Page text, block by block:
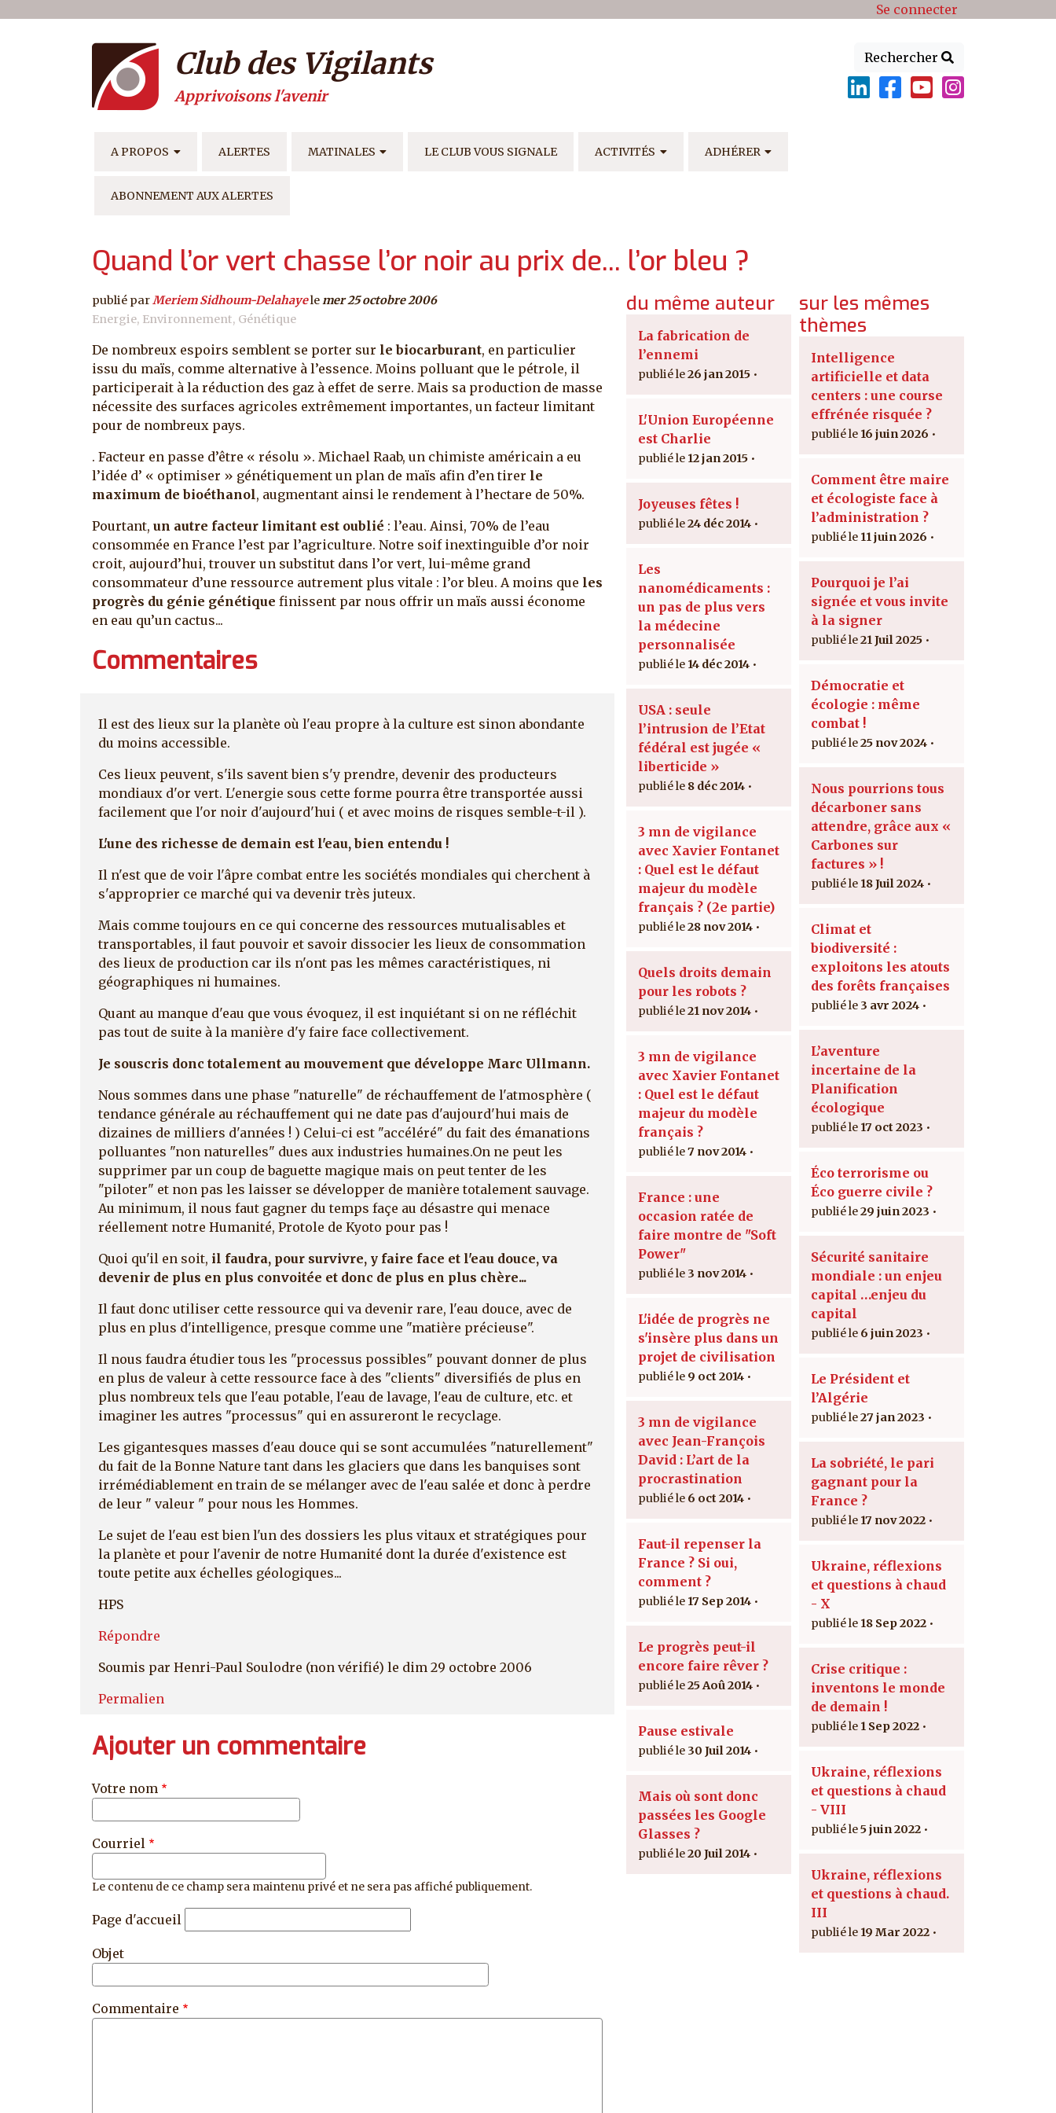
Menu du compte de l'utilisateur Se connecter
Rechercher
Club des Vigilants
Apprivoisons l'avenir
NAVIGATION PRINCIPALE
A PROPOS ALERTES MATINALES LE CLUB VOUS SIGNALE ACTIVITÉS ADHÉRER
ABONNEMENT AUX ALERTES
Quand l’or vert chasse l’or noir au prix de... l’or bleu ?
publié par Meriem Sidhoum-Delahayele mer 25 octobre 2006
Energie Environnement Génétique
De nombreux espoirs semblent se porter sur le biocarburant, en particulier
issu du maïs, comme alternative à l’essence. Moins polluant que le pétrole, il
participerait à la réduction des gaz à effet de serre. Mais sa production de masse
nécessite des surfaces agricoles extrêmement importantes, un facteur limitant
pour de nombreux pays.
. Facteur en passe d’être « résolu ». Michael Raab, un chimiste américain a eu
l’idée d’ « optimiser » génétiquement un plan de maïs afin d’en tirer le
maximum de bioéthanol, augmentant ainsi le rendement à l’hectare de 50%.
Pourtant, un autre facteur limitant est oublié : l’eau. Ainsi, 70% de l’eau
consommée en France l’est par l’agriculture. Notre soif inextinguible d’or noir
croit, aujourd’hui, trouver un substitut dans l’or vert, lui-même grand
consommateur d’une ressource autrement plus vitale : l’or bleu. A moins que les
progrès du génie génétique finissent par nous offrir un maïs aussi économe
en eau qu’un cactus...
Commentaires
Il est des lieux sur la planète où l'eau propre à la culture est sinon abondante
du moins accessible.
Ces lieux peuvent, s'ils savent bien s'y prendre, devenir des producteurs
mondiaux d'or vert. L'energie sous cette forme pourra être transportée aussi
facilement que l'or noir d'aujourd'hui ( et avec moins de risques semble-t-il ).
L'une des richesse de demain est l'eau, bien entendu !
Il n'est que de voir l'âpre combat entre les sociétés mondiales qui cherchent à
s'approprier ce marché qui va devenir très juteux.
Mais comme toujours en ce qui concerne des ressources mutualisables et
transportables, il faut pouvoir et savoir dissocier les lieux de consommation
des lieux de production car ils n'ont pas les mêmes caractéristiques, ni
géographiques ni humaines.
Quant au manque d'eau que vous évoquez, il est inquiétant si on ne réfléchit
pas tout de suite à la manière d'y faire face collectivement.
Je souscris donc totalement au mouvement que développe Marc Ullmann.
Nous sommes dans une phase "naturelle" de réchauffement de l'atmosphère (
tendance générale au réchauffement qui ne date pas d'aujourd'hui mais de
dizaines de milliers d'années ! ) Celui-ci est "accéléré" du fait des émanations
polluantes "non naturelles" dues aux industries humaines.On ne peut les
supprimer par un coup de baguette magique mais on peut tenter de les
"piloter" et non pas les laisser se développer de manière totalement sauvage.
Au minimum, il nous faut gagner du temps façe au désastre qui menace
réellement notre Humanité, Protole de Kyoto pour pas !
Quoi qu'il en soit, il faudra, pour survivre, y faire face et l'eau douce, va
devenir de plus en plus convoitée et donc de plus en plus chère...
Il faut donc utiliser cette ressource qui va devenir rare, l'eau douce, avec de
plus en plus d'intelligence, presque comme une "matière précieuse".
Il nous faudra étudier tous les "processus possibles" pouvant donner de plus
en plus de valeur à cette ressource face à des "clients" diversifiés de plus en
plus nombreux tels que l'eau potable, l'eau de lavage, l'eau de culture, etc. et
imaginer les autres "processus" qui en assureront le recyclage.
Les gigantesques masses d'eau douce qui se sont accumulées "naturellement"
du fait de la Bonne Nature tant dans les glaciers que dans les banquises sont
irrémédiablement en train de se mélanger avec de l'eau salée et donc à perdre
de leur " valeur " pour nous les Hommes.
Le sujet de l'eau est bien l'un des dossiers les plus vitaux et stratégiques pour
la planète et pour l'avenir de notre Humanité dont la durée d'existence est
toute petite aux échelles géologiques...
HPS
Répondre
Soumis par Henri-Paul Soulodre (non vérifié) le dim 29 octobre 2006
Permalien
Ajouter un commentaire
Votre nom
Courriel
Le contenu de ce champ sera maintenu privé et ne sera pas affiché publiquement.
Page d'accueil
Objet
Commentaire
du même auteur
La fabrication de
l’ennemi
26 jan 2015
L'Union Européenne
est Charlie
12 jan 2015
Joyeuses fêtes !
24 déc 2014
Les
nanomédicaments :
un pas de plus vers
la médecine
personnalisée
14 déc 2014
USA : seule
l’intrusion de l’Etat
fédéral est jugée «
liberticide »
8 déc 2014
3 mn de vigilance
avec Xavier Fontanet
: Quel est le défaut
majeur du modèle
français ? (2e partie)
28 nov 2014
Quels droits demain
pour les robots ?
21 nov 2014
3 mn de vigilance
avec Xavier Fontanet
: Quel est le défaut
majeur du modèle
français ?
7 nov 2014
France : une
occasion ratée de
faire montre de "Soft
Power"
3 nov 2014
L'idée de progrès ne
s'insère plus dans un
projet de civilisation
9 oct 2014
3 mn de vigilance
avec Jean-François
David : L’art de la
procrastination
6 oct 2014
Faut-il repenser la
France ? Si oui,
comment ?
17 Sep 2014
Le progrès peut-il
encore faire rêver ?
25 Aoû 2014
Pause estivale
30 Juil 2014
Mais où sont donc
passées les Google
Glasses ?
20 Juil 2014
sur les mêmes
thèmes
Intelligence
artificielle et data
centers : une course
effrénée risquée ?
16 juin 2026
Comment être maire
et écologiste face à
l’administration ?
11 juin 2026
Pourquoi je l’ai
signée et vous invite
à la signer
21 Juil 2025
Démocratie et
écologie : même
combat !
25 nov 2024
Nous pourrions tous
décarboner sans
attendre, grâce aux «
Carbones sur
factures » !
18 Juil 2024
Climat et
biodiversité :
exploitons les atouts
des forêts françaises
3 avr 2024
L’aventure
incertaine de la
Planification
écologique
17 oct 2023
Éco terrorisme ou
Éco guerre civile ?
29 juin 2023
Sécurité sanitaire
mondiale : un enjeu
capital …enjeu du
capital
6 juin 2023
Le Président et
l’Algérie
27 jan 2023
La sobriété, le pari
gagnant pour la
France ?
17 nov 2022
Ukraine, réflexions
et questions à chaud
- X
18 Sep 2022
Crise critique :
inventons le monde
de demain !
1 Sep 2022
Ukraine, réflexions
et questions à chaud
- VIII
5 juin 2022
Ukraine, réflexions
et questions à chaud.
III
19 Mar 2022